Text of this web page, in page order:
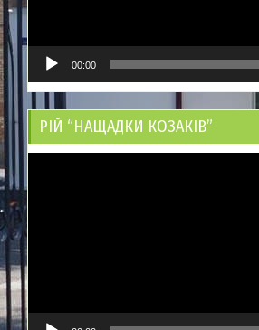
00:00
РІЙ “НАЩАДКИ КОЗАКІВ”